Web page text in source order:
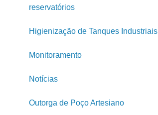
reservatórios
Higienização de Tanques Industriais
Monitoramento
Notícias
Outorga de Poço Artesiano